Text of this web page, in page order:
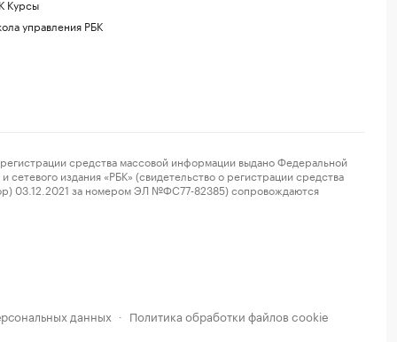
Курсы
управления РБК
средства массовой информации выдано Федеральной
издания «РБК» (свидетельство о регистрации средства
03.12.2021 за номером ЭЛ №ФС77-82385) сопровождаются
данных · Политика обработки файлов cookie